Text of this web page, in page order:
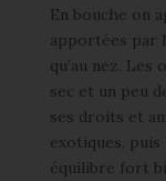
En bouche on
apportées par
qu’au nez.
sec et un peu
ses droits et
exotiques, puis
équilibre fort